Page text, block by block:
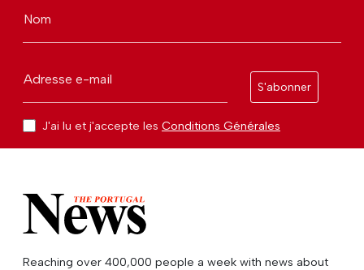
Nom
Adresse e-mail
S'abonner
J'ai lu et j'accepte les Conditions Générales
Reaching over 400,000 people a week with news about